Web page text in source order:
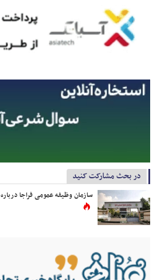
در بحث مشارکت کنید
سازمان وظیفه عمومی فراجا